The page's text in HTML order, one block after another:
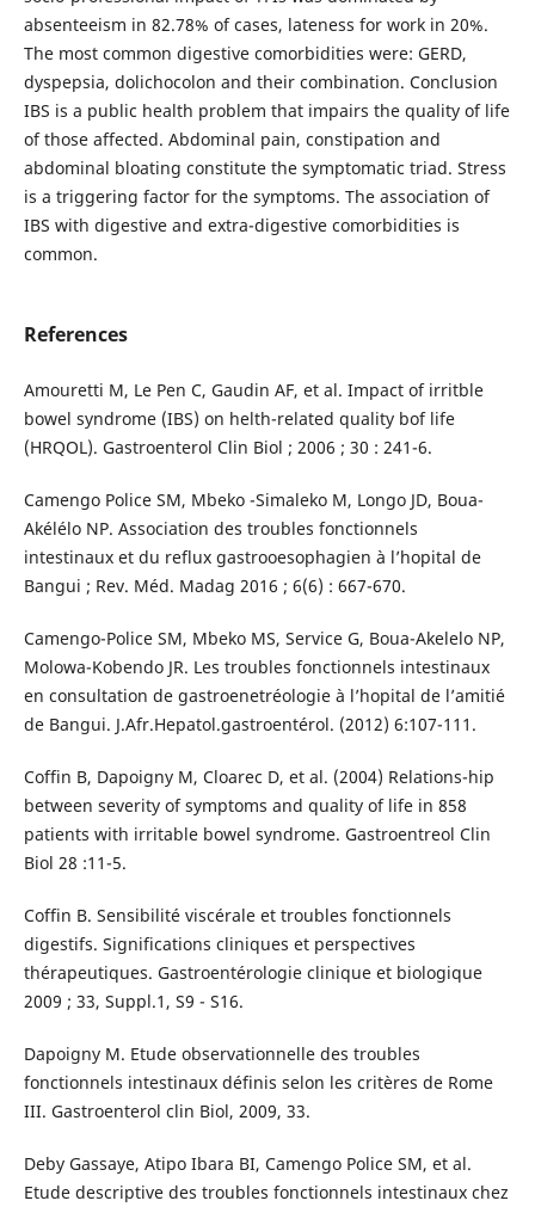
absenteeism in 82.78% of cases, lateness for work in 20%.
The most common digestive comorbidities were: GERD,
dyspepsia, dolichocolon and their combination. Conclusion
IBS is a public health problem that impairs the quality of life
of those affected. Abdominal pain, constipation and
abdominal bloating constitute the symptomatic triad. Stress
is a triggering factor for the symptoms. The association of
IBS with digestive and extra-digestive comorbidities is
common.
References
Amouretti M, Le Pen C, Gaudin AF, et al. Impact of irritble
bowel syndrome (IBS) on helth-related quality bof life
(HRQOL). Gastroenterol Clin Biol ; 2006 ; 30 : 241-6.
Camengo Police SM, Mbeko -Simaleko M, Longo JD, Boua-
Akélélo NP. Association des troubles fonctionnels
intestinaux et du reflux gastrooesophagien à l’hopital de
Bangui ; Rev. Méd. Madag 2016 ; 6(6) : 667-670.
Camengo-Police SM, Mbeko MS, Service G, Boua-Akelelo NP,
Molowa-Kobendo JR. Les troubles fonctionnels intestinaux
en consultation de gastroenetréologie à l’hopital de l’amitié
de Bangui. J.Afr.Hepatol.gastroentérol. (2012) 6:107-111.
Coffin B, Dapoigny M, Cloarec D, et al. (2004) Relations-hip
between severity of symptoms and quality of life in 858
patients with irritable bowel syndrome. Gastroentreol Clin
Biol 28 :11-5.
Coffin B. Sensibilité viscérale et troubles fonctionnels
digestifs. Significations cliniques et perspectives
thérapeutiques. Gastroentérologie clinique et biologique
2009 ; 33, Suppl.1, S9 - S16.
Dapoigny M. Etude observationnelle des troubles
fonctionnels intestinaux définis selon les critères de Rome
III. Gastroenterol clin Biol, 2009, 33.
Deby Gassaye, Atipo Ibara BI, Camengo Police SM, et al.
Etude descriptive des troubles fonctionnels intestinaux chez